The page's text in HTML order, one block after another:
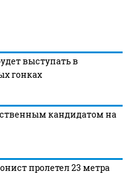
выступать в
гонках
кандидатом на
пролетел 23 метра